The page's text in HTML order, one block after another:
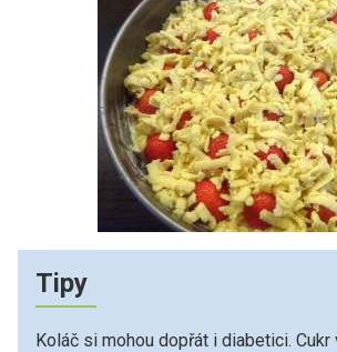
Tipy
Koláč si mohou dopřát i diabetici. Cukr